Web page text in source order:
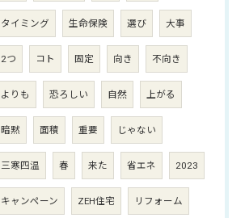
タイミング 生命保険 選び 大事
2つ コト 固定 向き 不向き
よりも 恐ろしい 自然 上がる
暗黙 面積 重要 じゃない
三寒四温 春 来た 省エネ 2023
キャンペーン ZEH住宅 リフォーム